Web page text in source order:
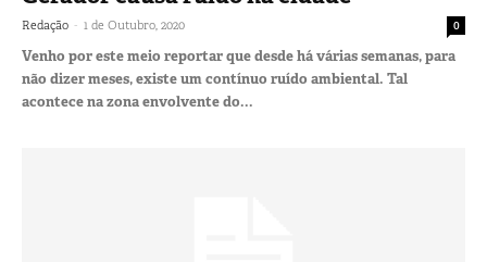
Redação - 1 de Outubro, 2020 0
Venho por este meio reportar que desde há várias semanas, para
não dizer meses, existe um contínuo ruído ambiental. Tal
acontece na zona envolvente do...